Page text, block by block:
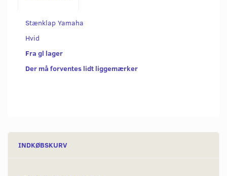
Stænklap Yamaha
Hvid
Fra gl lager
Der må forventes lidt liggemærker
INDKØBSKURV